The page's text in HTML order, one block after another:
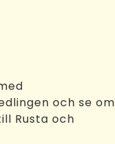
och se om
Rusta och